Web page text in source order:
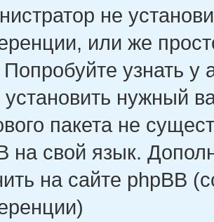
не
или же
узнать
нужный
пакета не
на свой язык.
на сайте phpBB